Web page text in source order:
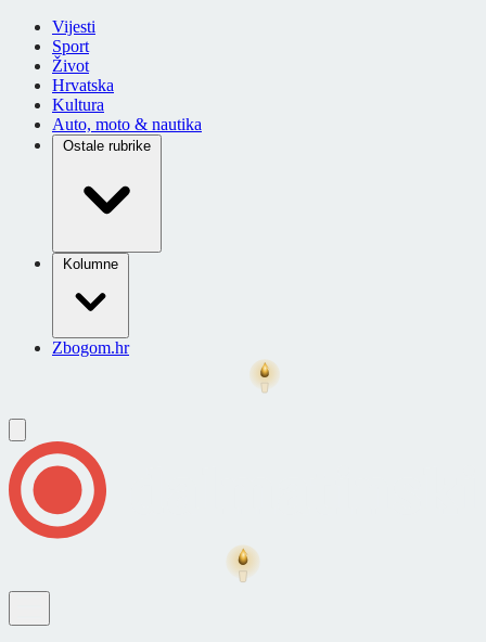
Vijesti
Sport
Život
Hrvatska
Kultura
Auto, moto & nautika
Ostale rubrike
Kolumne
Zbogom.hr